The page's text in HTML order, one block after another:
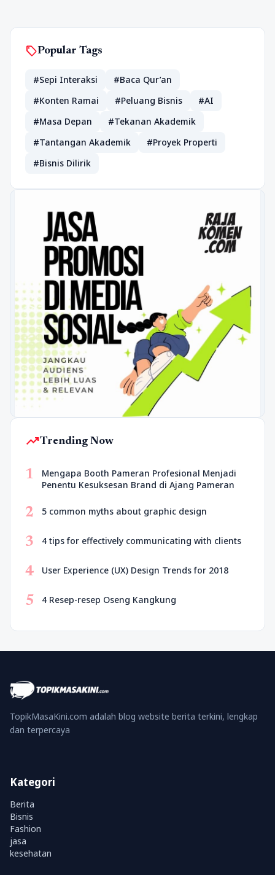
sellPopular Tags
#Sepi Interaksi
#Baca Qur’an
#Konten Ramai
#Peluang Bisnis
#AI
#Masa Depan
#Tekanan Akademik
#Tantangan Akademik
#Proyek Properti
#Bisnis Dilirik
trending_upTrending Now
1
Mengapa Booth Pameran Profesional Menjadi
Penentu Kesuksesan Brand di Ajang Pameran
2 5 common myths about graphic design
3 4 tips for effectively communicating with clients
4 User Experience (UX) Design Trends for 2018
5 4 Resep-resep Oseng Kangkung
TopikMasaKini.com adalah blog website berita terkini, lengkap
dan terpercaya
Kategori
Berita
Bisnis
Fashion
jasa
kesehatan